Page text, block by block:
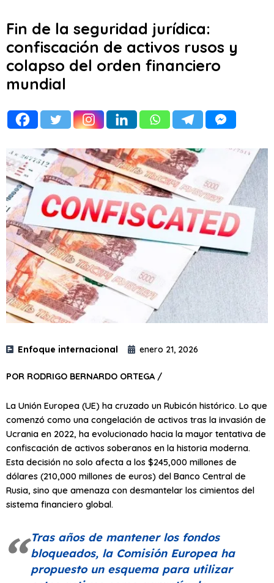
Fin de la seguridad jurídica:
confiscación de activos rusos y
colapso del orden financiero
mundial
Enfoque internacional enero 21, 2026
POR RODRIGO BERNARDO ORTEGA /
La Unión Europea (UE) ha cruzado un Rubicón histórico. Lo que
comenzó como una congelación de activos tras la invasión de
Ucrania en 2022, ha evolucionado hacia la mayor tentativa de
confiscación de activos soberanos en la historia moderna.
Esta decisión no solo afecta a los $245,000 millones de
dólares (210,000 millones de euros) del Banco Central de
Rusia, sino que amenaza con desmantelar los cimientos del
sistema financiero global.
Tras años de mantener los fondos
bloqueados, la Comisión Europea ha
propuesto un esquema para utilizar